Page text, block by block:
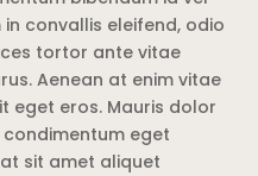
convallis eleifend, odio
tortor ante vitae
Aenean at enim vitae
eget eros. Mauris dolor
eget
sit amet aliquet